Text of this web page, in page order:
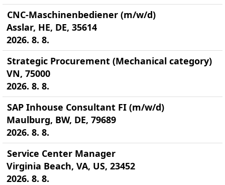
CNC-Maschinenbediener (m/w/d)
Asslar, HE, DE, 35614
2026. 8. 8.
Strategic Procurement (Mechanical category)
VN, 75000
2026. 8. 8.
SAP Inhouse Consultant FI (m/w/d)
Maulburg, BW, DE, 79689
2026. 8. 8.
Service Center Manager
Virginia Beach, VA, US, 23452
2026. 8. 8.